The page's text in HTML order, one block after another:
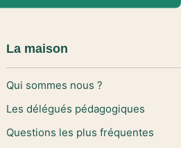
La maison
Qui sommes nous ?
Les délégués pédagogiques
Questions les plus fréquentes